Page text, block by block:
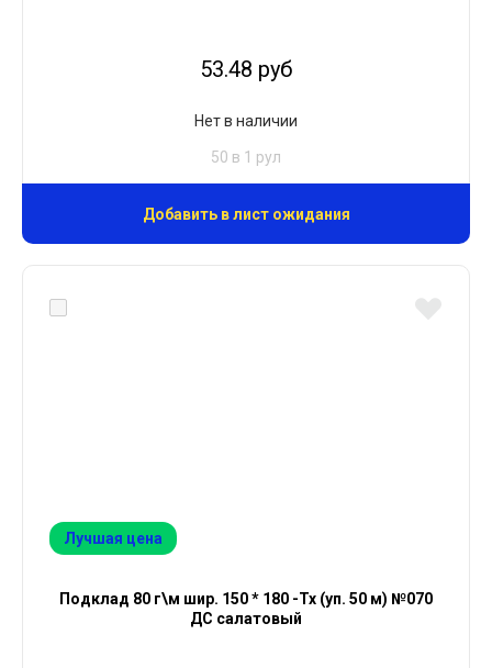
53.48 руб
Нет в наличии
50 в 1 рул
Добавить в лист ожидания
Лучшая цена
Подклад 80 г\м шир. 150 * 180 -Тх (уп. 50 м) №070
ДС салатовый